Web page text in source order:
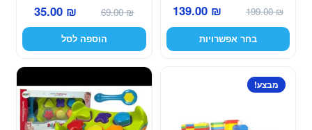
199.00₪
המחיר
המקורי
היה:
139.00 ₪
הנוכחי
הוא:
בחר אפשרויות
המוצר
69.00₪
המחיר
המקורי
היה:
35.00 ₪
המחיר
הנוכחי
הוא:
הוספה לסל
מבצע!